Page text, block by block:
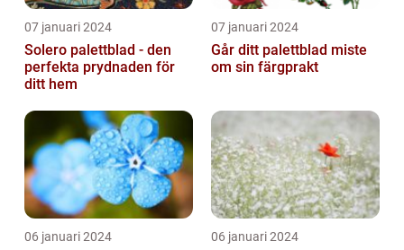
07 januari 2024
Solero palettblad - den
perfekta prydnaden för
ditt hem
07 januari 2024
Går ditt palettblad miste
om sin färgprakt
06 januari 2024 06 januari 2024